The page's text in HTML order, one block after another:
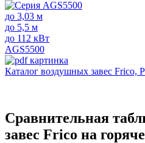
до 3,03 м
до 5,5 м
до 112 кВт
AGS5500
Каталог воздушных завес Frico,
Сравнительная
завес Frico на